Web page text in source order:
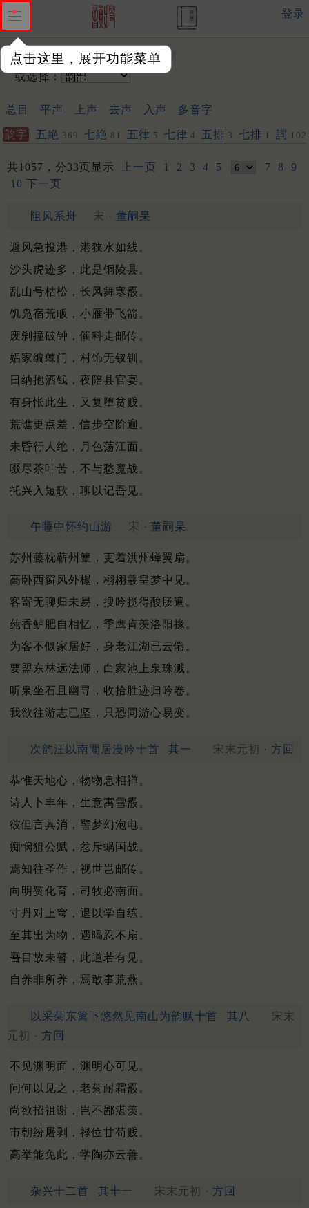
点击这里，展开功能菜单
登录
输入韵字：
或选择：
总目 平声 上声 去声 入声 多音字
韵字 五絶 369 七絶 81 五律 5 七律 4 五排 3 七排 1 詞 102
共1057，分33页显示 上一页 1 2 3 4 5 7 8
9
10 下一页
阻风系舟 宋 · 董嗣杲
避风急投港，港狭水如线。
沙头虎迹多，此是铜陵县。
乱山号枯松，长风舞寒霰。
饥凫宿荒畈，小雁带飞箭。
废刹撞破钟，催科走邮传。
娼家编棘门，村饰无钗钏。
日纳抱酒钱，夜陪县官宴。
有身怅此生，又复堕贫贱。
荒谯更点差，信步空阶遍。
未昏行人绝，月色荡江面。
啜尽茶叶苦，不与愁魔战。
托兴入短歌，聊以记吾见。
午睡中怀约山游 宋 · 董嗣杲
苏州藤枕蕲州簟，更着洪州蝉翼扇。
高卧西窗风外榻，栩栩羲皇梦中见。
客寄无聊归未易，搜吟搅得酸肠遍。
莼香鲈肥自相忆，季鹰肯羡洛阳掾。
为客不似家居好，身老江湖已云倦。
要盟东林远法师，白家池上泉珠溅。
听泉坐石且幽寻，收拾胜迹归吟卷。
我欲往游志已坚，只恐同游心易变。
次韵汪以南閒居漫吟十首 其一 宋末元初 · 方回
恭惟天地心，物物息相禅。
诗人卜丰年，生意寓雪霰。
彼但言其消，譬梦幻泡电。
痴悯狙公赋，忿斥蜗国战。
焉知往圣作，视世岂邮传。
向明赞化育，司牧必南面。
寸丹对上穹，退以学自练。
至其出为物，遇暍忍不扇。
吾目故未瞽，此道若有见。
自养非所养，焉敢事荒燕。
以采菊东篱下悠然见南山为韵赋十首 其八
宋末
元初 · 方回
不见渊明面，渊明心可见。
问何以见之，老菊耐霜霰。
尚欲招祖谢，岂不鄙湛羡。
市朝纷屠剥，禄位甘苟贱。
高举能免此，学陶亦云善。
杂兴十二首 其十一 宋末元初 · 方回